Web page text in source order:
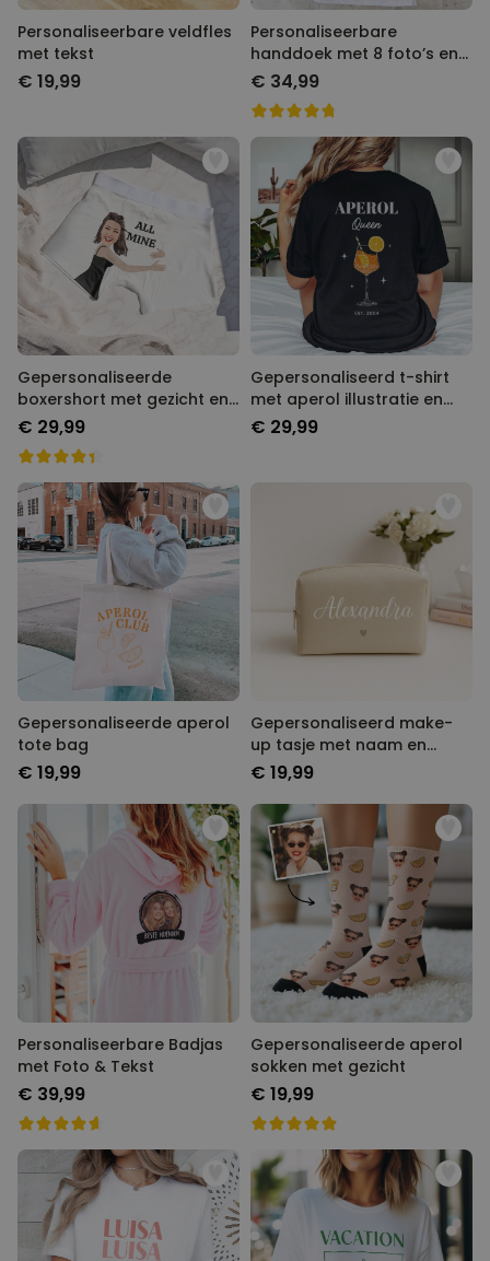
Personaliseerbare veldfles
met tekst
€ 19,99
Personaliseerbare
handdoek met 8 foto’s en
tekst
€ 34,99
Gepersonaliseerde
boxershort met gezicht en
tekst
€ 29,99
Gepersonaliseerd t-shirt
met aperol illustratie en
tekst
€ 29,99
Gepersonaliseerde aperol
tote bag
€ 19,99
Gepersonaliseerd make-
up tasje met naam en
symbool
€ 19,99
Personaliseerbare Badjas
met Foto & Tekst
€ 39,99
Gepersonaliseerde aperol
sokken met gezicht
€ 19,99